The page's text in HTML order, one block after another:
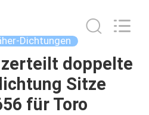
Dichtungen
zerteilt doppelte
Sitze
für Toro